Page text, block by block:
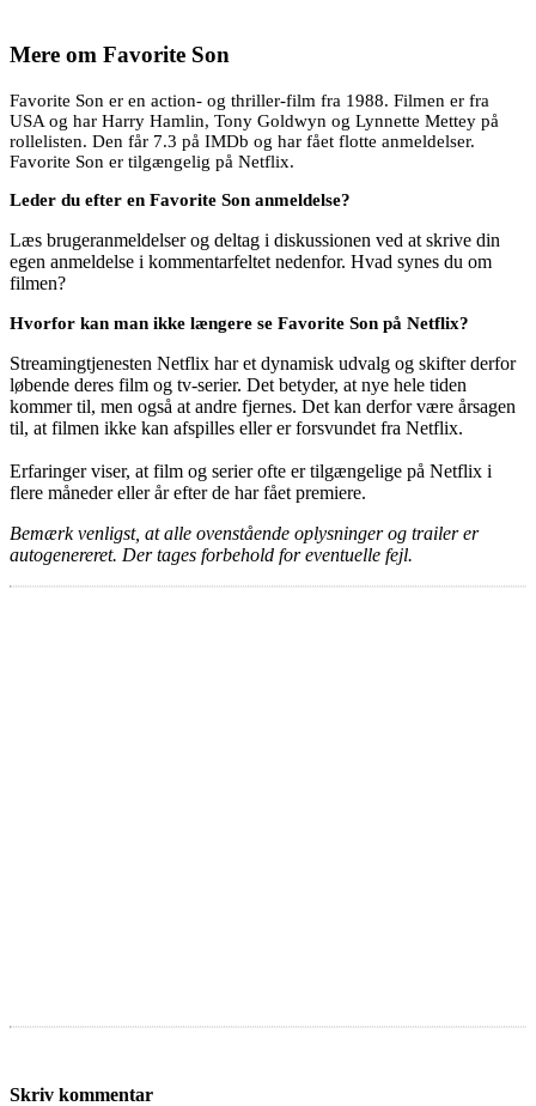
Mere om Favorite Son
Favorite Son er en action- og thriller-film fra 1988. Filmen er fra
USA og har Harry Hamlin, Tony Goldwyn og Lynnette Mettey på
rollelisten. Den får 7.3 på IMDb og har fået flotte anmeldelser.
Favorite Son er tilgængelig på Netflix.
Leder du efter en Favorite Son anmeldelse?
Læs brugeranmeldelser og deltag i diskussionen ved at skrive din
egen anmeldelse i kommentarfeltet nedenfor. Hvad synes du om
filmen?
Hvorfor kan man ikke længere se Favorite Son på Netflix?
Streamingtjenesten Netflix har et dynamisk udvalg og skifter derfor
løbende deres film og tv-serier. Det betyder, at nye hele tiden
kommer til, men også at andre fjernes. Det kan derfor være årsagen
til, at filmen ikke kan afspilles eller er forsvundet fra Netflix.
Erfaringer viser, at film og serier ofte er tilgængelige på Netflix i
flere måneder eller år efter de har fået premiere.
Bemærk venligst, at alle ovenstående oplysninger og trailer er
autogenereret. Der tages forbehold for eventuelle fejl.
Skriv kommentar